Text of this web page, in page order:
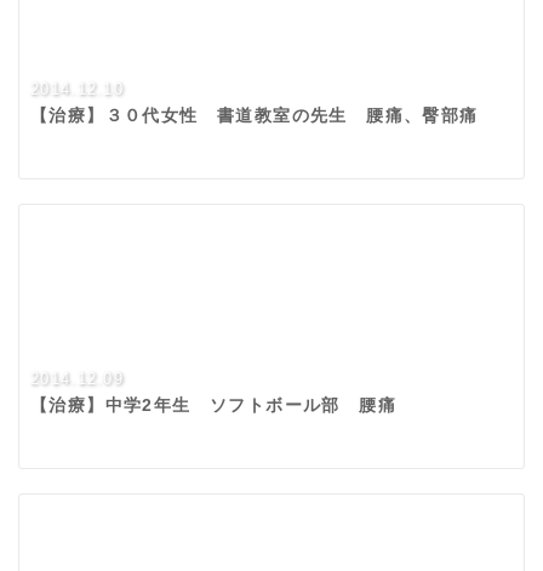
2014.12.10
【治療】３０代女性 書道教室の先生 腰痛、臀部痛
2014.12.09
【治療】中学2年生 ソフトボール部 腰痛